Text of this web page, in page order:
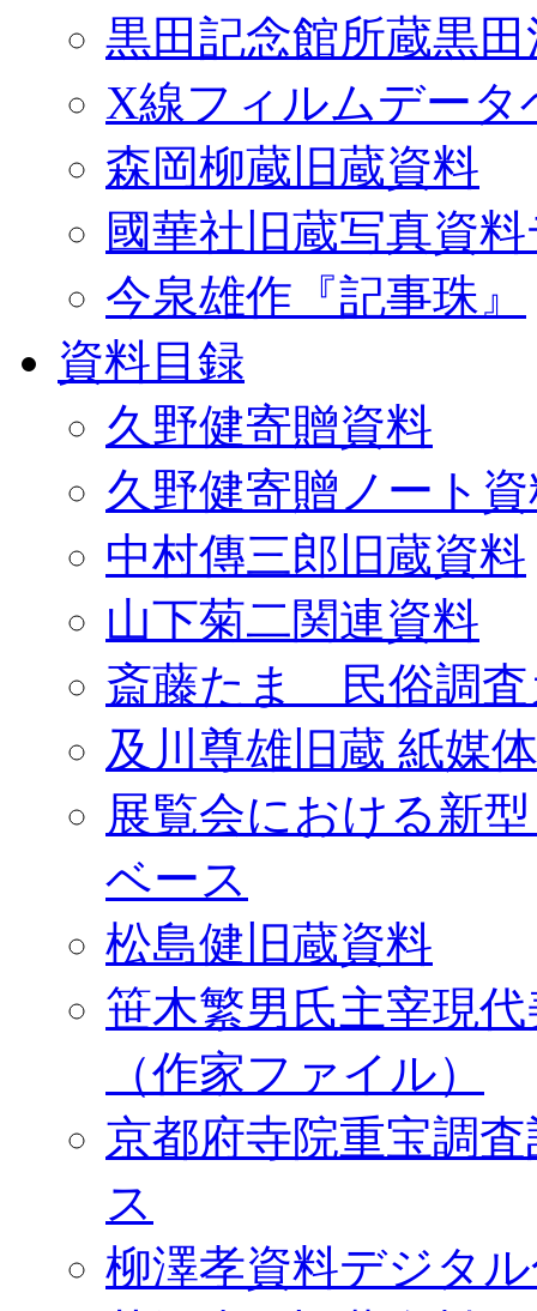
黒田記念館所蔵黒
X線フィルムデータ
森岡柳蔵旧蔵資料
國華社旧蔵写真資
今泉雄作『記事珠』
資料目録
久野健寄贈資料
久野健寄贈ノート
中村傳三郎旧蔵資料
山下菊二関連資料
斎藤たま 民俗調査
及川尊雄旧蔵 紙媒
展覧会における新
ベース
松島健旧蔵資料
笹木繁男氏主宰現
（作家ファイル）
京都府寺院重宝調
ス
柳澤孝資料デジタ